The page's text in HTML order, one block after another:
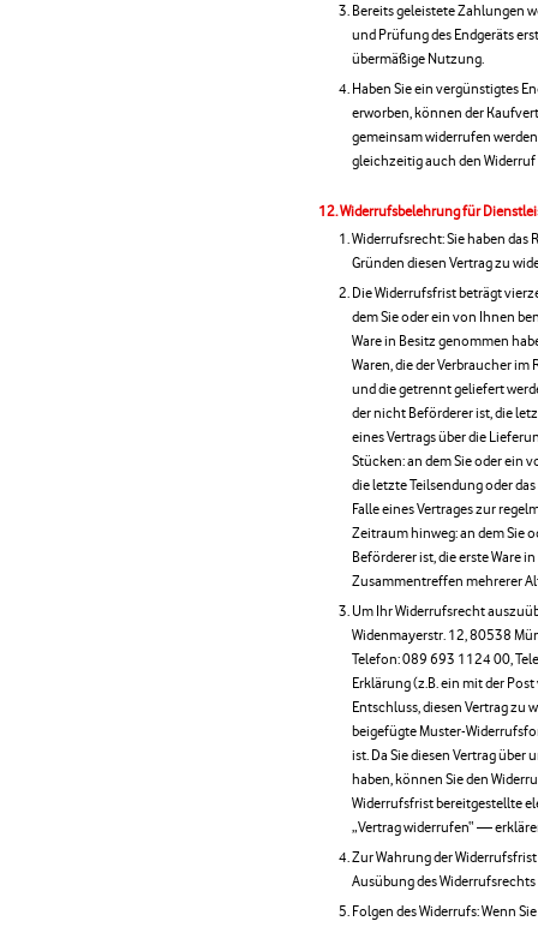
Bereits geleistete Zahlungen
und Prüfung des Endgeräts
übermäßige Nutzung.
Haben Sie ein vergünstigtes
erworben, können der
gemeinsam widerrufen
gleichzeitig auch den
Widerrufsbelehrung für
Widerrufsrecht: Sie haben das
Gründen diesen Vertrag zu
Die Widerrufsfrist beträgt
dem Sie oder ein von Ihnen
Ware in Besitz genommen
Waren, die der Verbraucher
und die getrennt geliefert
der nicht Beförderer ist, die
eines Vertrags über die
Stücken: an dem Sie oder ein
die letzte Teilsendung oder
Falle eines Vertrages zur
Zeitraum hinweg: an dem Sie
Beförderer ist, die erste Ware
Zusammentreffen mehrerer
Um Ihr Widerrufsrecht
Widenmayerstr. 12, 80538
Telefon: 089 693 1124 00,
Erklärung (z.B. ein mit der
Entschluss, diesen Vertrag zu
beigefügte Muster-
ist. Da Sie diesen Vertrag
haben, können Sie den
Widerrufsfrist bereitgestellte
„Vertrag widerrufen“ —
Zur Wahrung der
Ausübung des
Folgen des Widerrufs: Wenn